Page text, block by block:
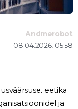
08.04.2026, 05:58
Andmerobot
eetika
ja